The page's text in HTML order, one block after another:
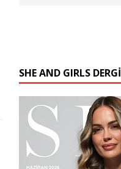
SHE AND GIRLS DERGİ